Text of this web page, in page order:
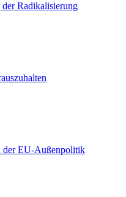
Radikalisierung
der EU-Außenpolitik